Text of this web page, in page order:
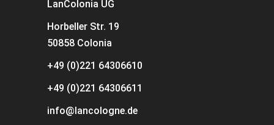
LanColonia UG
Horbeller Str. 19
50858 Colonia
+49 (0)221 64306610
+49 (0)221 64306611
info@lancologne.de